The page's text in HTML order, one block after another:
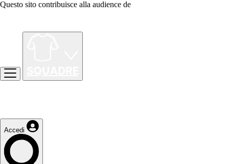
Questo sito contribuisce alla audience de
Accedi